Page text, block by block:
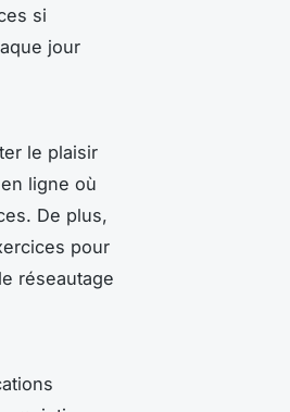
si
jour
le plaisir
ligne où
De plus,
pour
réseautage